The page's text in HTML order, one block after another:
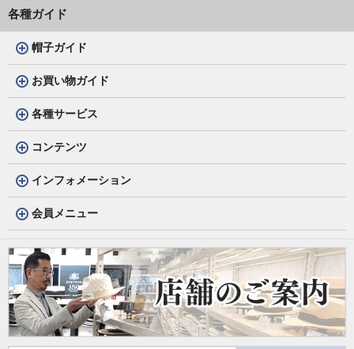
各種ガイド
帽子ガイド
お買い物ガイド
各種サービス
コンテンツ
インフォメーション
会員メニュー